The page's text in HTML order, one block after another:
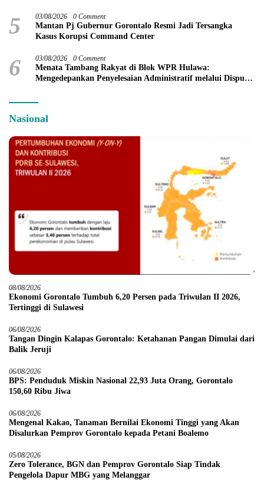
5 03/08/2026 0 Comment
Mantan Pj Gubernur Gorontalo Resmi Jadi Tersangka
Kasus Korupsi Command Center
6 03/08/2026 0 Comment
Menata Tambang Rakyat di Blok WPR Hulawa:
Mengedepankan Penyelesaian Administratif melalui Dispute
Nasional
08/08/2026
Ekonomi Gorontalo Tumbuh 6,20 Persen pada Triwulan II 2026,
Tertinggi di Sulawesi
06/08/2026
Tangan Dingin Kalapas Gorontalo: Ketahanan Pangan Dimulai dari
Balik Jeruji
06/08/2026
BPS: Penduduk Miskin Nasional 22,93 Juta Orang, Gorontalo
150,60 Ribu Jiwa
06/08/2026
Mengenal Kakao, Tanaman Bernilai Ekonomi Tinggi yang Akan
Disalurkan Pemprov Gorontalo kepada Petani Boalemo
05/08/2026
Zero Tolerance, BGN dan Pemprov Gorontalo Siap Tindak
Pengelola Dapur MBG yang Melanggar